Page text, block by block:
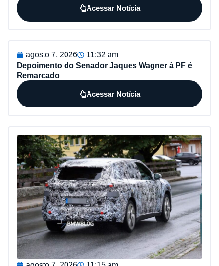
Acessar Notícia
agosto 7, 2026
11:32 am
Depoimento do Senador Jaques Wagner à PF é
Remarcado
Acessar Notícia